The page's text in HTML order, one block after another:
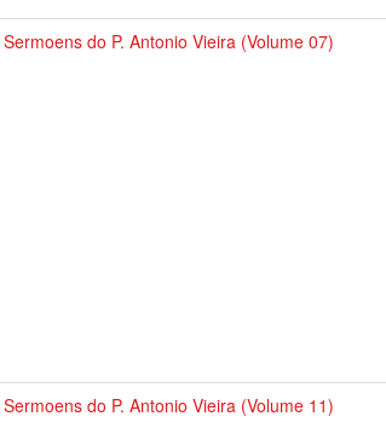
Sermoens do P. Antonio Vieira (Volume 07)
Sermoens do P. Antonio Vieira (Volume 11)